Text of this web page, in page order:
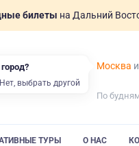
билеты на Дальний
Москва
По
ТУРЫ О НАС
Нет, выбрать другой